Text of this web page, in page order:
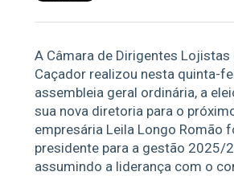
A Câmara de Dirigentes Lojistas
Caçador realizou nesta quinta-
assembleia geral ordinária, a
sua nova diretoria para o
empresária Leila Longo Romão
presidente para a gestão 2025/
assumindo a liderança com o